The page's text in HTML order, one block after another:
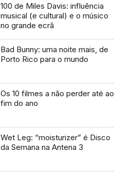
100 de Miles Davis: influência
musical (e cultural) e o músico
no grande ecrã
Bad Bunny: uma noite mais, de
Porto Rico para o mundo
Os 10 filmes a não perder até ao
fim do ano
Wet Leg: “moisturizer” é Disco
da Semana na Antena 3